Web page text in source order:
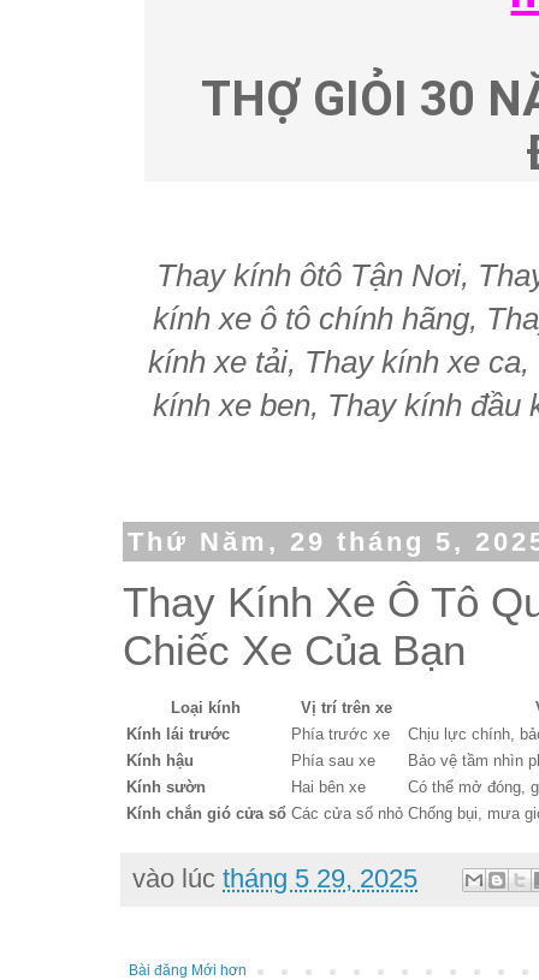
THỢ GIỎI 30
Thay kính ôtô Tận Nơi,
kính xe ô tô chính hãng,
kính xe tải, Thay kính xe
kính xe ben, Thay kính đầu
Thứ Năm, 29 tháng 5,
Thay Kính Xe Ô Tô
Chiếc Xe Của Bạn
Loại kính Vị trí trên xe
Kính lái trước
Phía trước xe
Chịu lực chính,
Kính hậu
Phía sau xe
Bảo vệ tầm nhìn
Kính sườn
Hai bên xe
Có thể mở đóng,
Kính chắn gió cửa sổ Các cửa sổ nhỏ Chống bụi, mưa
vào lúc tháng 5 29, 2025
Bài đăng Mới hơn